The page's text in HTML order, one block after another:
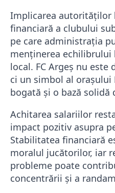
Implicarea autorităților
financiară a clubului
pe care administrația
menținerea
local. FC Argeș nu
ci un simbol al
bogată și o bază solidă
Achitarea salariilor
impact pozitiv asupra
Stabilitatea financiară
moralul jucătorilor, iar
probleme poate
concentrării și a